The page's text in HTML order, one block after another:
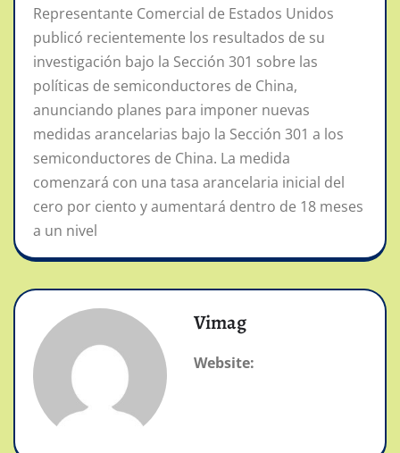
Representante Comercial de Estados Unidos
publicó recientemente los resultados de su
investigación bajo la Sección 301 sobre las
políticas de semiconductores de China,
anunciando planes para imponer nuevas
medidas arancelarias bajo la Sección 301 a los
semiconductores de China. La medida
comenzará con una tasa arancelaria inicial del
cero por ciento y aumentará dentro de 18 meses
a un nivel
Vimag
Website: